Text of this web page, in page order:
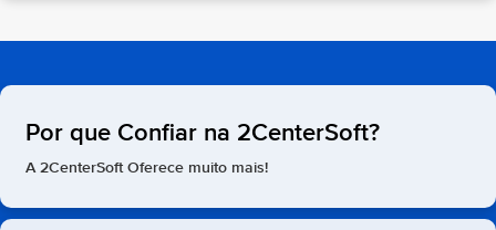
Por que Confiar na 2CenterSoft?
A 2CenterSoft Oferece muito mais!